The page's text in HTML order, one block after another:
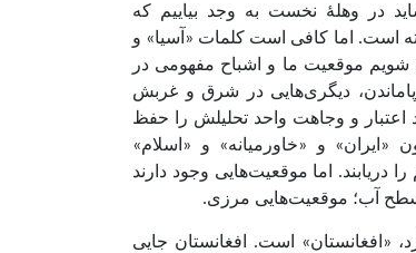
در وهلهٔ نخست به‌ وجد بیاییم که
است. اما کافی است کلمات «آسیا» و
شویم موقعیت ما و اشباح مفهومی در
دیگری‌هایی در شرق و غربش
و وجاهت واحد تحلیلش را حفظ
و «خاورمیانه» و «اسلام»
اما موقعیت‌هایی وجود دارند
سطح آب؛ موقعیت‌هایی مرزی.
«افغانستان» است. افغانستان جایی